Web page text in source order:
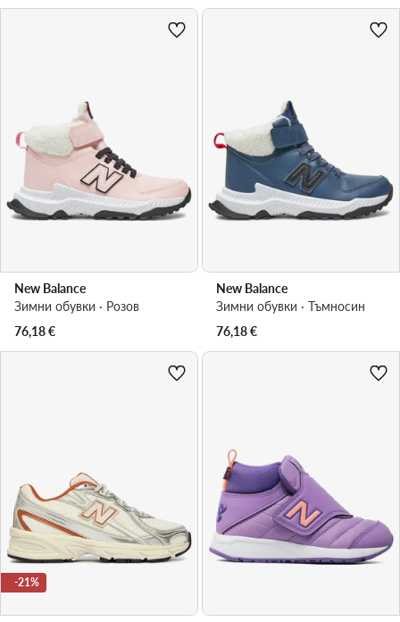
New Balance
Зимни обувки · Розов
76,18€
New Balance
Зимни обувки · Тъмносин
76,18€
-21%